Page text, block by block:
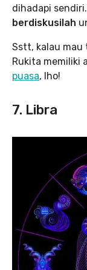
dihadapi sendiri.
berdiskusilah
Sstt, kalau mau
Rukita memiliki
puasa, lho!
7. Libra